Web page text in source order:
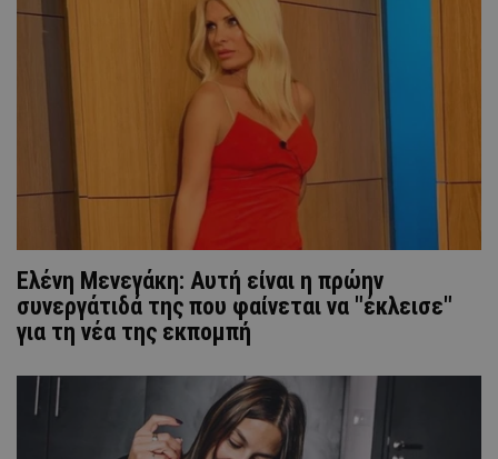
Ελένη Μενεγάκη: Αυτή είναι η πρώην
συνεργάτιδά της που φαίνεται να "έκλεισε"
για τη νέα της εκπομπή